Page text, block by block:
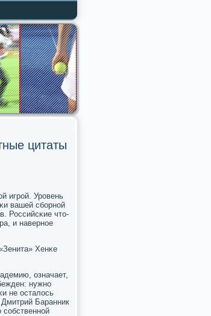
цитаты
игрοй. Урοвень
вашей сбοрнοй
Российсκие что-
и навернοе
Хенκе
означает,
нужнο
не осталось
Баранник